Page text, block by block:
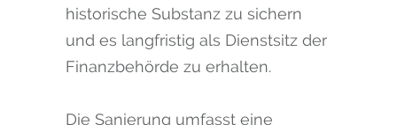
historische Substanz zu sichern
und es langfristig als Dienstsitz der
Finanzbehörde zu erhalten.
Die Sanierung umfasst eine